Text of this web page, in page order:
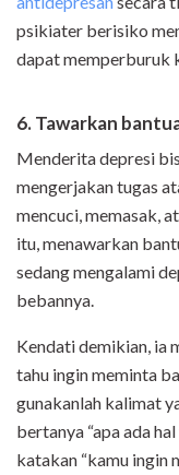
psikiater berisiko
dapat memperburuk
6. Tawarkan
Menderita depresi
mengerjakan tugas
mencuci, memasak,
itu, menawarkan
sedang mengalami
bebannya.
Kendati demikian, ia
tahu ingin meminta
gunakanlah kalimat
bertanya “apa ada
katakan “kamu ingin